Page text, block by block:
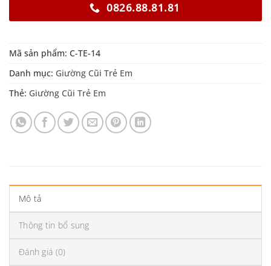
0826.88.81.81
Mã sản phẩm: C-TE-14
Danh mục: Giường Cũi Trẻ Em
Thẻ: Giường Cũi Trẻ Em
Mô tả
Thông tin bổ sung
Đánh giá (0)